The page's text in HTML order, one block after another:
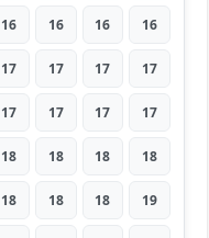
16 16 16 16
17 17 17 17
17 17 17 17
18 18 18 18
18 18 18 19